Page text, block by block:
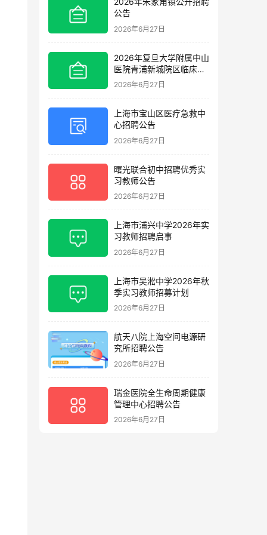
公告
2026年6月27日
2026年复旦大学附属中山
医院青浦新城院区临床护
理岗位招聘启事
2026年6月27日
上海市宝山区医疗急救中
心招聘公告
2026年6月27日
曙光联合初中招聘优秀实
习教师公告
2026年6月27日
上海市浦兴中学2026年实
习教师招聘启事
2026年6月27日
上海市吴淞中学2026年秋
季实习教师招募计划
2026年6月27日
航天八院上海空间电源研
究所招聘公告
2026年6月27日
瑞金医院全生命周期健康
管理中心招聘公告
2026年6月27日